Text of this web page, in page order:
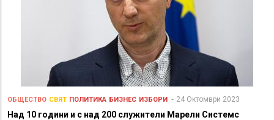
ОБЩЕСТВО СВЯТ ПОЛИТИКА БИЗНЕС ИЗБОРИ 24 Октомври 2023
Над 10 години и с над 200 служители Марели Системс